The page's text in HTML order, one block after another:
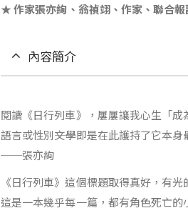
★ 作家張亦絢、翁禎翊、作家、聯合
內容簡介
閱讀《日行列車》，屢屢讓我心生「
語言或性別――文學即是在此護持了它本身
──張亦絢
《日行列車》這個標題取得真好，有
這是一本幾乎每一篇，都有角色死亡